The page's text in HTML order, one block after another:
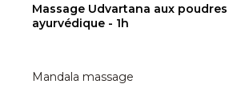
Massage Udvartana aux poudres
ayurvédique - 1h
Mandala massage